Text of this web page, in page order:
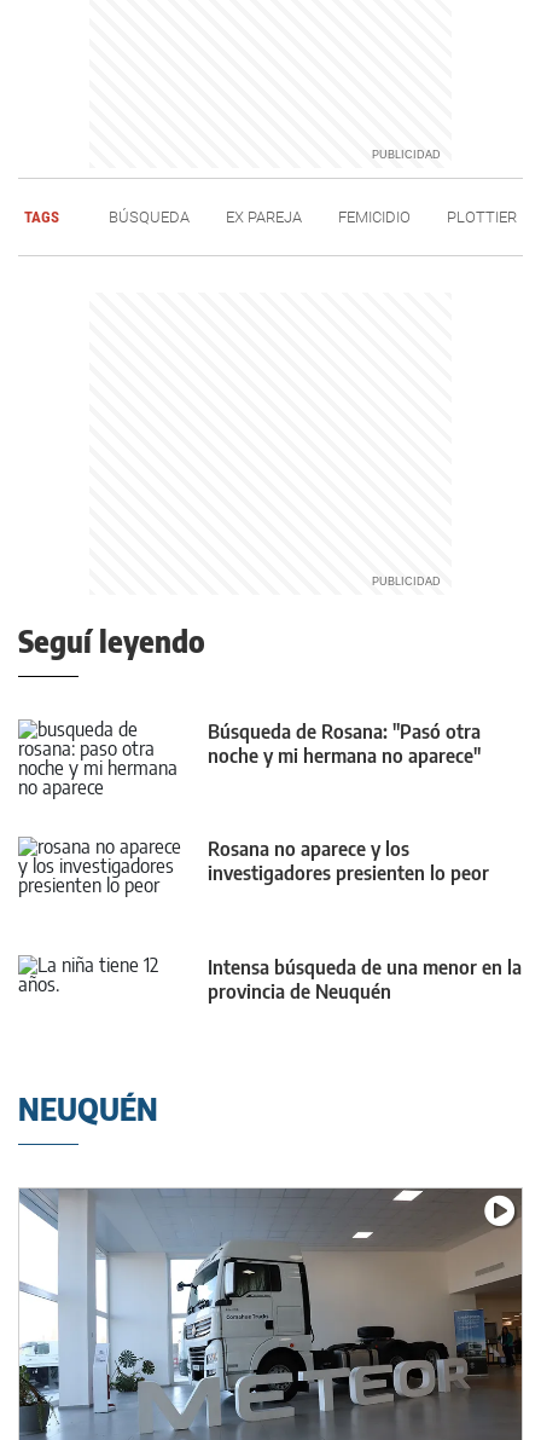
TAGS BÚSQUEDA EX PAREJA FEMICIDIO PLOTTIER
Seguí leyendo
Búsqueda de Rosana: "Pasó otra
noche y mi hermana no aparece"
Rosana no aparece y los
investigadores presienten lo peor
Intensa búsqueda de una menor en la
provincia de Neuquén
NEUQUÉN